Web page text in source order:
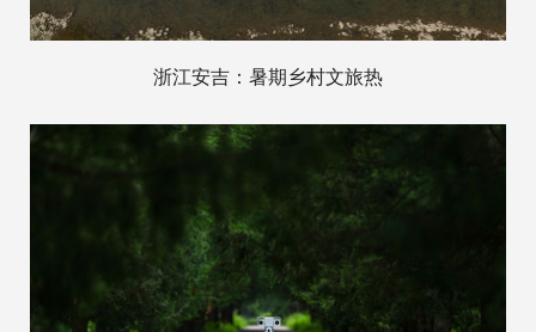
浙江安吉：暑期乡村文旅热